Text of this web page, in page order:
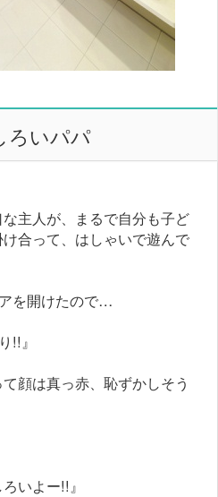
ろいパパ
主人が、まるで自分も子ど
合って、はしゃいで遊んで
を開けたので…
!!』
顔は真っ赤、恥ずかしそう
いよー!!』